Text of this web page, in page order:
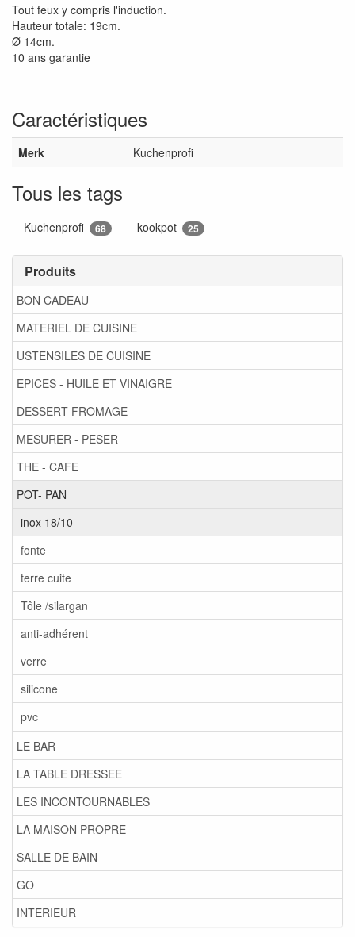
Produits
BON CADEAU
MATERIEL DE CUISINE
USTENSILES DE CUISINE
EPICES - HUILE ET VINAIGRE
DESSERT-FROMAGE
MESURER - PESER
THE - CAFE
POT- PAN
inox 18/10
fonte
terre cuite
Tôle /silargan
anti-adhérent
verre
silicone
pvc
LE BAR
LA TABLE DRESSEE
LES INCONTOURNABLES
LA MAISON PROPRE
SALLE DE BAIN
GO
INTERIEUR
Tout feux y compris l'induction.
Hauteur totale: 19cm.
Ø 14cm.
10 ans garantie
Caractéristiques
Merk Kuchenprofi
Tous les tags
Kuchenprofi 68 kookpot 25